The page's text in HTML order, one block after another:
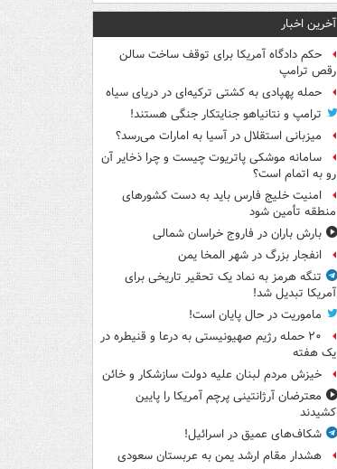
آخرین اخبار
حکم دادگاه آمریکا برای توقف ساخت سالن
رقص ترامپ
حمله پهپادی به کشتی ترکیه‌ای در دریای سیاه
ترامپ و نتانیاهو جنایتکار جنگی هستند!
میزبانی استقلال در آسیا به امارات می‌رسد؟
سامانه موشکی پاتریوت چیست و چرا ذخایر آن
رو به اتمام است؟
امنیت خلیج فارس باید به دست کشورهای
منطقه تأمین شود
بارش باران در فاروج خراسان شمالی
انفجار بزرگ در شهر المخا یمن
تنگه هرمز به نماد یک تحقیر تاریخی برای
آمریکا تبدیل شد!
ماموریت در حال پایان است!
۲۰ حمله رژیم صهیونیستی به درعا و قنیطره در
یک هفته
خیزش مردم لبنان علیه دولت سازشکار و خائن
معترضان آرژانتینی پرچم آمریکا را پایین
کشیدند
شکاف‌های عمیق در اسرائیل!
هشدار مقام ارشد یمن به عربستان سعودی